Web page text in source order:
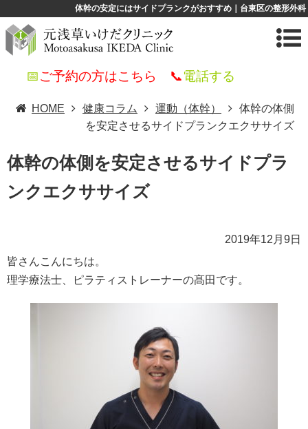
体幹の安定にはサイドプランクがおすすめ｜台東区の整形外科
📅ご予約の方はこちら 📞電話する
HOME 健康コラム 運動（体幹）
体幹の体側
を安定させるサイドプランクエクササイズ
体幹の体側を安定させるサイドプラ
ンクエクササイズ
2019年12月9日
皆さんこんにちは。
理学療法士、ピラティストレーナーの髙田です。